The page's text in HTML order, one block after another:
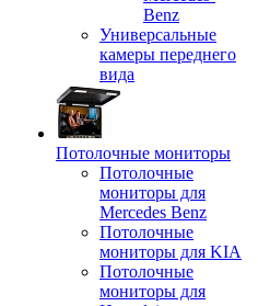
Benz
Универсальные
камеры переднего
вида
Потолочные мониторы
Потолочные
мониторы для
Mercedes Benz
Потолочные
мониторы для KIA
Потолочные
мониторы для